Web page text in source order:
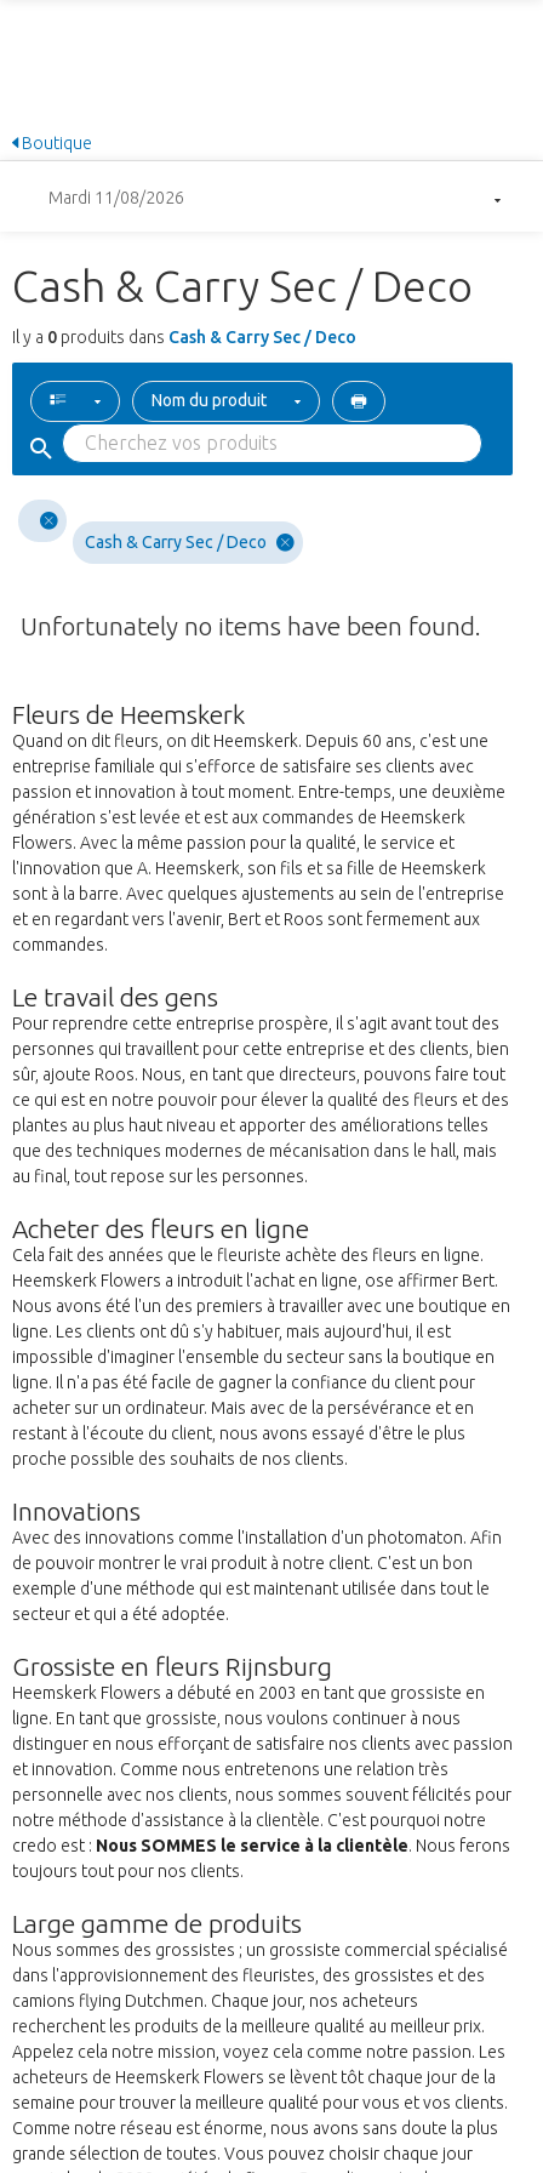
Boutique
Mardi 11/08/2026
Cash & Carry Sec / Deco
Il y a 0 produits dans Cash & Carry Sec / Deco
Nom du produit
Cash & Carry Sec / Deco
Unfortunately no items have been found.
Fleurs de Heemskerk
Quand on dit fleurs, on dit Heemskerk. Depuis 60 ans, c'est une
entreprise familiale qui s'efforce de satisfaire ses clients avec
passion et innovation à tout moment. Entre-temps, une deuxième
génération s'est levée et est aux commandes de Heemskerk
Flowers. Avec la même passion pour la qualité, le service et
l'innovation que A. Heemskerk, son fils et sa fille de Heemskerk
sont à la barre. Avec quelques ajustements au sein de l'entreprise
et en regardant vers l'avenir, Bert et Roos sont fermement aux
commandes.
Le travail des gens
Pour reprendre cette entreprise prospère, il s'agit avant tout des
personnes qui travaillent pour cette entreprise et des clients, bien
sûr, ajoute Roos. Nous, en tant que directeurs, pouvons faire tout
ce qui est en notre pouvoir pour élever la qualité des fleurs et des
plantes au plus haut niveau et apporter des améliorations telles
que des techniques modernes de mécanisation dans le hall, mais
au final, tout repose sur les personnes.
Acheter des fleurs en ligne
Cela fait des années que le fleuriste achète des fleurs en ligne.
Heemskerk Flowers a introduit l'achat en ligne, ose affirmer Bert.
Nous avons été l'un des premiers à travailler avec une boutique en
ligne. Les clients ont dû s'y habituer, mais aujourd'hui, il est
impossible d'imaginer l'ensemble du secteur sans la boutique en
ligne. Il n'a pas été facile de gagner la confiance du client pour
acheter sur un ordinateur. Mais avec de la persévérance et en
restant à l'écoute du client, nous avons essayé d'être le plus
proche possible des souhaits de nos clients.
Innovations
Avec des innovations comme l'installation d'un photomaton. Afin
de pouvoir montrer le vrai produit à notre client. C'est un bon
exemple d'une méthode qui est maintenant utilisée dans tout le
secteur et qui a été adoptée.
Grossiste en fleurs Rijnsburg
Heemskerk Flowers a débuté en 2003 en tant que grossiste en
ligne. En tant que grossiste, nous voulons continuer à nous
distinguer en nous efforçant de satisfaire nos clients avec passion
et innovation. Comme nous entretenons une relation très
personnelle avec nos clients, nous sommes souvent félicités pour
notre méthode d'assistance à la clientèle. C'est pourquoi notre
credo est : Nous SOMMES le service à la clientèle. Nous ferons
toujours tout pour nos clients.
Large gamme de produits
Nous sommes des grossistes ; un grossiste commercial spécialisé
dans l'approvisionnement des fleuristes, des grossistes et des
camions flying Dutchmen. Chaque jour, nos acheteurs
recherchent les produits de la meilleure qualité au meilleur prix.
Appelez cela notre mission, voyez cela comme notre passion. Les
acheteurs de Heemskerk Flowers se lèvent tôt chaque jour de la
semaine pour trouver la meilleure qualité pour vous et vos clients.
Comme notre réseau est énorme, nous avons sans doute la plus
grande sélection de toutes. Vous pouvez choisir chaque jour